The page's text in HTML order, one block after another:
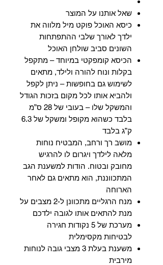
שאל אותנו על המוצר
כיסא האוכל פוקט מיל מלווה את
ילדך לאורך שלבי ההתפתחות
השונים סביב שולחן האוכל
הכיסא קומפקטי במיוחד – מתקפל
בקלות ונוח להורה ולילד, מתאים
לשימוש גם בחופשות – ניתן לקפל
ולהביא אותו לכל מקום בזכות הגודל
והמשקל שלו – בעובי של 28 ס”מ
בלבד כשהוא מקופל ומשקל של 6.3
ק”ג בלבד
מושב רך ורחב, המבטיח נוחות
מלאה לילדך ויגרום לו להרגיש
מחובק ובטוח. הודות למשענת הגב
המתכווננת, הוא מתאים גם לאחר
הארוחה
מנח הרגליים מתכוונן ל-2 מצבים על
מנת להתאים אותו לגובה ילדכם
מערכת של 5 נקודות חגירה
לבטיחות מקסימלית
משענת בעלת 3 מצבי גובה לנוחות
מירבית